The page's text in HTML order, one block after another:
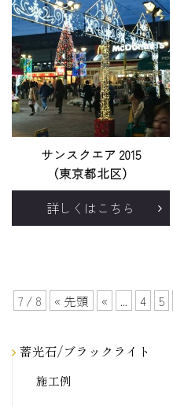
蓄光石/ブラックライト
施工例
サンスクエア 2015
（東京都北区）
詳しくはこちら
7 / 8 « 先頭 « ... 4 5